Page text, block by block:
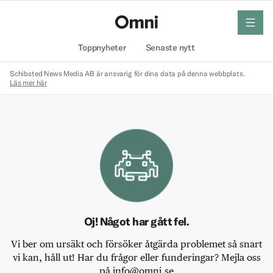
Toppnyheter Senaste nytt
meny
Schibsted News Media AB är ansvarig för dina data på denna webbplats.
Läs mer här
Oj! Något har gått fel.
Vi ber om ursäkt och försöker åtgärda problemet så snart
vi kan, håll ut! Har du frågor eller funderingar? Mejla oss